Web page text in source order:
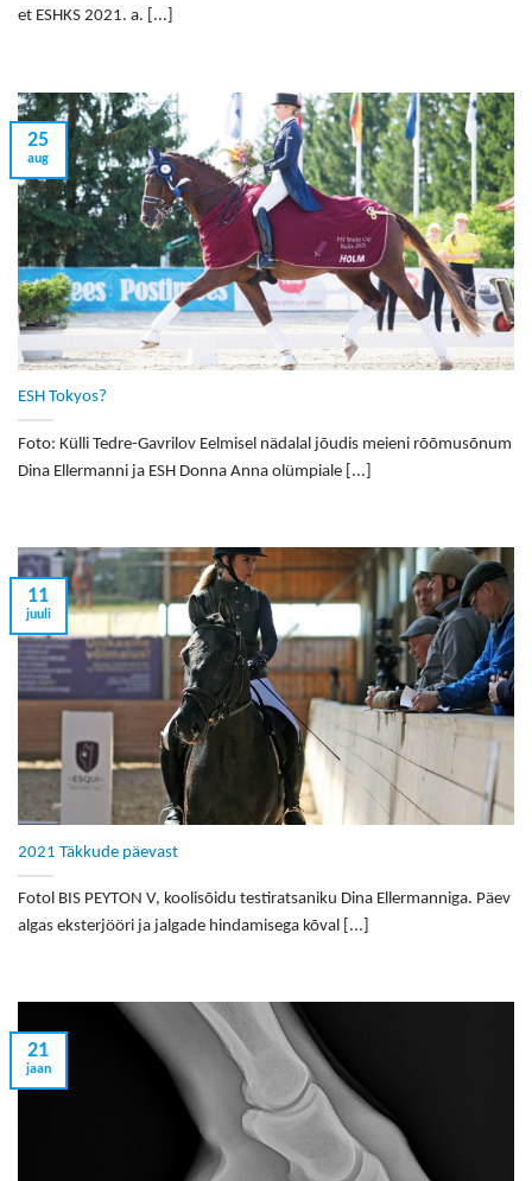
et ESHKS 2021. a. [...]
ESH Tokyos?
Foto: Külli Tedre-Gavrilov Eelmisel nädalal jõudis meieni rõõmusõnum
Dina Ellermanni ja ESH Donna Anna olümpiale [...]
25
aug
2021 Täkkude päevast
Fotol BIS PEYTON V, koolisõidu testiratsaniku Dina Ellermanniga. Päev
algas eksterjööri ja jalgade hindamisega kõval [...]
11
juuli
21
jaan